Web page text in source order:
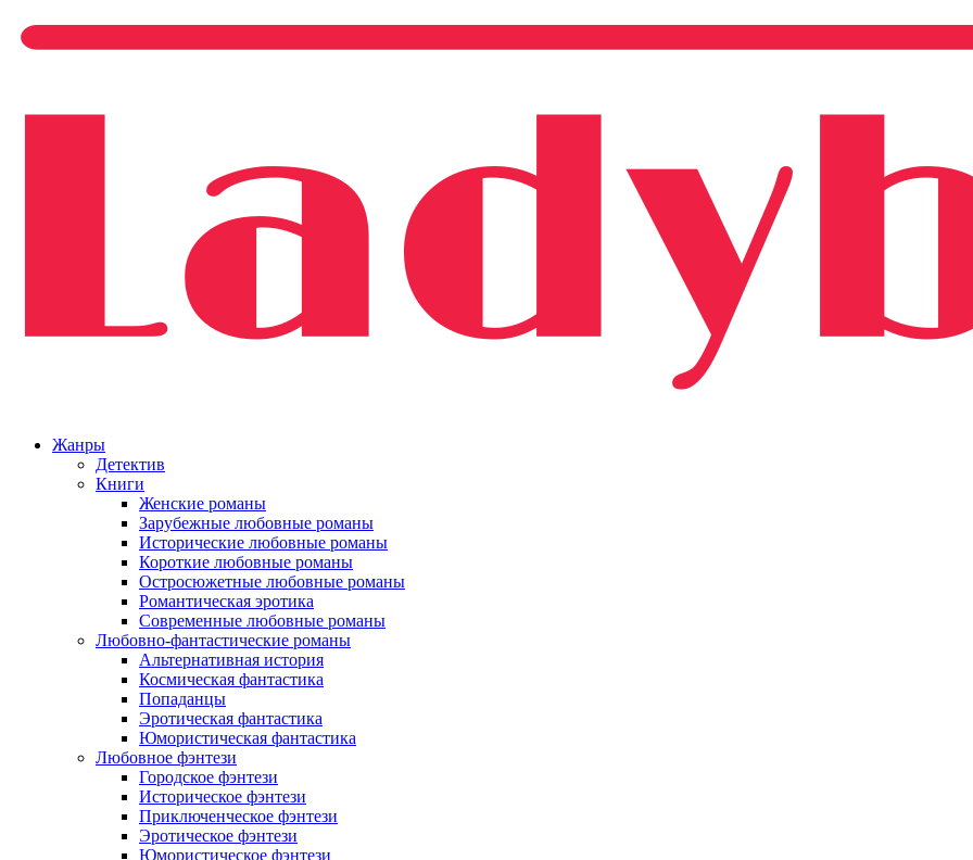
Жанры
Детектив
Книги
Женские романы
Зарубежные любовные романы
Исторические любовные романы
Короткие любовные романы
Остросюжетные любовные романы
Романтическая эротика
Современные любовные романы
Любовно-фантастические романы
Альтернативная история
Космическая фантастика
Попаданцы
Эротическая фантастика
Юмористическая фантастика
Любовное фэнтези
Городское фэнтези
Историческое фэнтези
Приключенческое фэнтези
Эротическое фэнтези
Юмористическое фэнтези